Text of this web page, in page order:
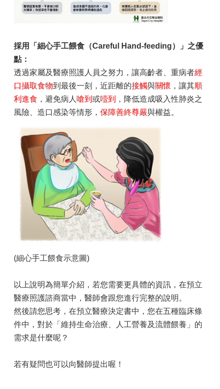
採用「細心手工餵食 （Careful Hand-feeding）
」之優
點：
透過家屬及醫療照護人員之努力，讓高齡者、重病者經
口攝取食物到最後一刻，近距離的接觸與關懷 ，讓其順
利進食 ，避免病人 嗆到 或噎到
，降低造成吸入性肺炎之
風險、造口感染等情形， 保障善終尊嚴與權益。
(細心手工餵食示意圖)
以上說明為簡單介紹，若您需要更具體的資訊，在預立
醫療照護諮商當中，醫師會跟您進行完整的說明。
然後請您思考，在預立醫療決定書中，您在五種臨床條
件中，對於「維持生命治療、人工營養及流體餵養」的
需求是什麼呢？
若有疑問也可以向醫師提出喔！